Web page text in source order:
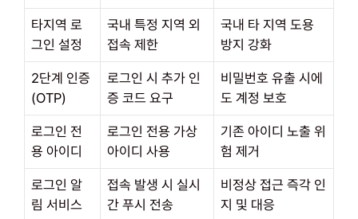
타지역 로
그인 설정
국내 특정 지역 외
접속 제한
국내 타 지역 도용
방지 강화
2단계 인증
(OTP)
로그인 시 추가 인
증 코드 요구
비밀번호 유출 시에
도 계정 보호
로그인 전
용 아이디
로그인 전용 가상
아이디 사용
기존 아이디 노출 위
험 제거
로그인 알
림 서비스
접속 발생 시 실시
간 푸시 전송
비정상 접근 즉각 인
지 및 대응